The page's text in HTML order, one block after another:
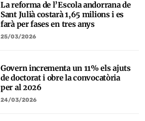
La reforma de l’Escola andorrana de
Sant Julià costarà 1,65 milions i es
farà per fases en tres anys
25/03/2026
Govern incrementa un 11% els ajuts
de doctorat i obre la convocatòria
per al 2026
24/03/2026